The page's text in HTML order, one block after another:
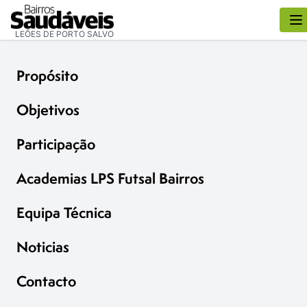
LEÕES DE PORTO SALVO
Propósito
Objetivos
Participação
Academias LPS Futsal Bairros
Equipa Técnica
Noticias
Contacto